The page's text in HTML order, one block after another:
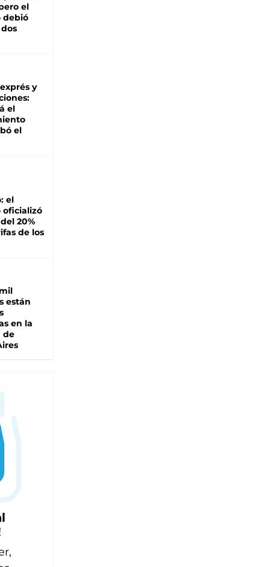
el
debió
y
el
el
el
oficializó
20%
de los
están
en la
de